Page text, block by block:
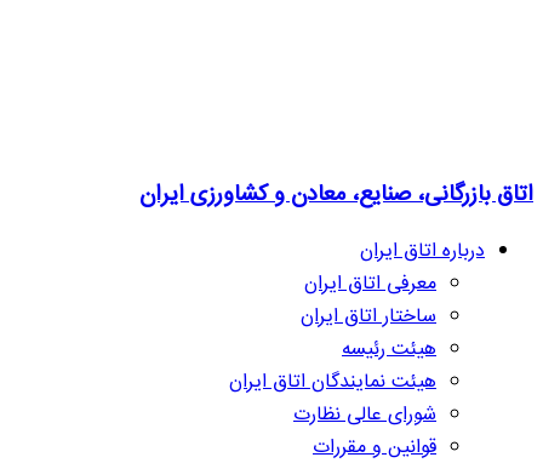
اتاق بازرگانی، صنایع، معادن و کشاورزی ایران
درباره اتاق ایران
معرفی اتاق ایران
ساختار اتاق ایران
هیئت رئیسه
هیئت نمایندگان اتاق ایران
شورای عالی نظارت
قوانین و مقررات